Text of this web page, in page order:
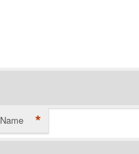
Name *